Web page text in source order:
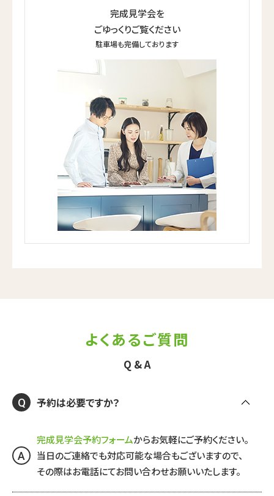
完成見学会を
ごゆっくりご覧ください
駐車場も完備しております
よくあるご質問
Q & A
Q 予約は必要ですか？
A
完成見学会予約フォームからお気軽にご予約ください。
当日のご連絡でも対応可能な場合もございますので、
その際はお電話にてお問い合わせお願いいたします。